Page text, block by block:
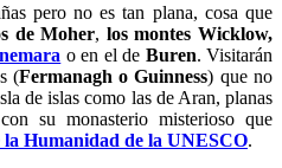
pero no es tan plana, cosa que
de Moher, los montes Wicklow,
o en el de Buren. Visitarán
(Fermanagh o Guinness) que no
de islas como las de Aran, planas
su monasterio misterioso que
Humanidad de la UNESCO.